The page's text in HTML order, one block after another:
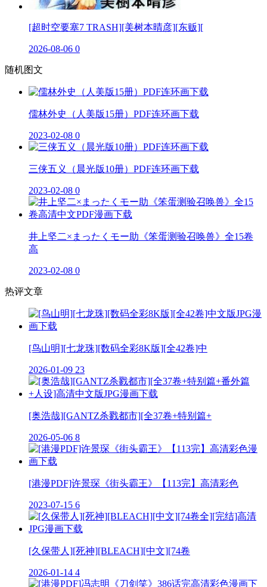
[超时空要塞7 TRASH][美树本晴彦][东贩][
2026-08-06 0
随机图文
儒林外史（人美版15册）PDF连环画下载
2023-02-08 0
三侠五义（晨光版10册）PDF连环画下载
2023-02-08 0
井上坚二×まったくモー助《笨蛋测验召唤兽》全15卷
高
2023-02-08 0
热评文章
[鸟山明][七龙珠][数码全彩8K版][全42卷]中
2026-01-09 23
[奥浩哉][GANTZ杀戮都市][全37卷+特别篇+
2026-05-06 8
[港漫PDF]许景琛《街头霸王》【113完】高清彩色
2023-07-15 6
[久保带人][死神][BLEACH][中文][74卷
2026-01-14 4